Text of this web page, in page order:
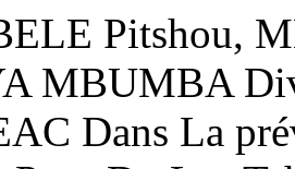
Pitshou,
MBUMBA
Dans La